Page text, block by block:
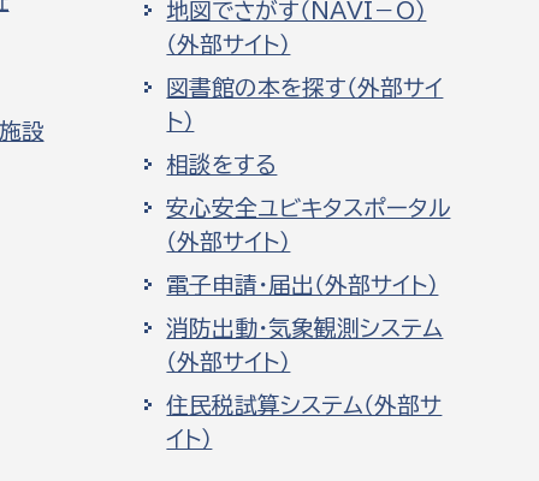
警防第1課
警防第2課
監査事務局
監査事務局
設
地図でさがす（NAVI－O）
（外部サイト）
図書館の本を探す（外部サイ
ト）
相談をする
安心安全ユビキタスポータル
（外部サイト）
電子申請・届出（外部サイト）
消防出動・気象観測システム
（外部サイト）
住民税試算システム（外部サ
イト）